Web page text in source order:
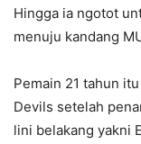
Hingga ia ngotot
menuju kandang
Pemain 21 tahun
Devils setelah
lini belakang yakni